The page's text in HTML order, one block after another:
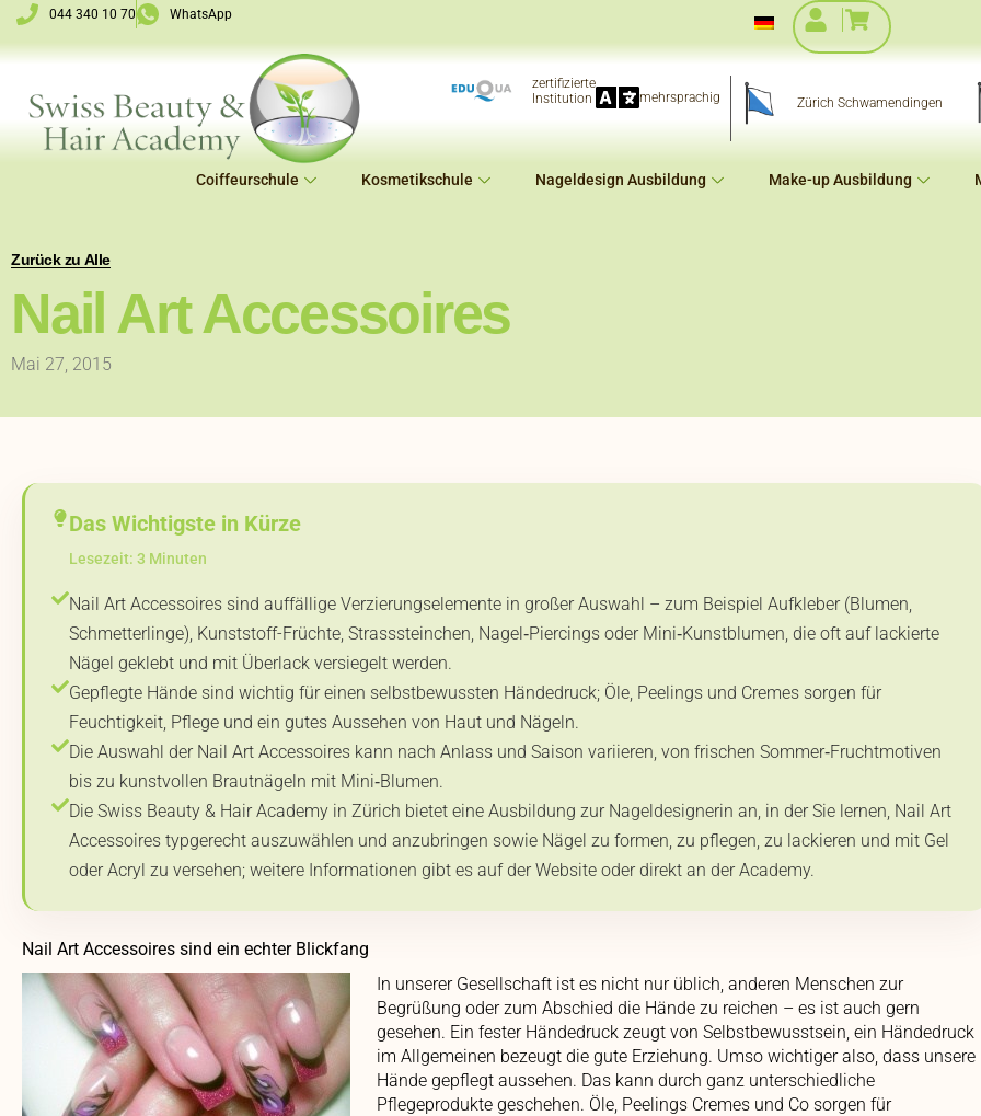
Zum
044 340 10 70 WhatsApp
zertifizierte
Institution
mehrsprachig Zürich Schwamendingen
Coiffeurschule Kosmetikschule Nageldesign Ausbildung Make-up Ausbildung
Zurück zu Alle
Nail Art Accessoires
Mai 27, 2015
Das Wichtigste in Kürze
Lesezeit: 3 Minuten
Nail Art Accessoires sind auffällige Verzierungselemente in großer Auswahl – zum Beispiel Aufkleber (Blumen,
Schmetterlinge), Kunststoff-Früchte, Strasssteinchen, Nagel‑Piercings oder Mini‑Kunstblumen, die oft auf lackierte
Nägel geklebt und mit Überlack versiegelt werden.
Gepflegte Hände sind wichtig für einen selbstbewussten Händedruck; Öle, Peelings und Cremes sorgen für
Feuchtigkeit, Pflege und ein gutes Aussehen von Haut und Nägeln.
Die Auswahl der Nail Art Accessoires kann nach Anlass und Saison variieren, von frischen Sommer‑Fruchtmotiven
bis zu kunstvollen Brautnägeln mit Mini‑Blumen.
Die Swiss Beauty & Hair Academy in Zürich bietet eine Ausbildung zur Nageldesignerin an, in der Sie lernen, Nail Art
Accessoires typgerecht auszuwählen und anzubringen sowie Nägel zu formen, zu pflegen, zu lackieren und mit Gel
oder Acryl zu versehen; weitere Informationen gibt es auf der Website oder direkt an der Academy.
Nail Art Accessoires sind ein echter Blickfang
In unserer Gesellschaft ist es nicht nur üblich, anderen Menschen zur
Begrüßung oder zum Abschied die Hände zu reichen – es ist auch gern
gesehen. Ein fester Händedruck zeugt von Selbstbewusstsein, ein Händedruck
im Allgemeinen bezeugt die gute Erziehung. Umso wichtiger also, dass unsere
Hände gepflegt aussehen. Das kann durch ganz unterschiedliche
Pflegeprodukte geschehen. Öle, Peelings Cremes und Co sorgen für